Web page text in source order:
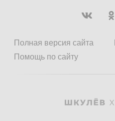
Полная версия сайта
Помощь по сайту